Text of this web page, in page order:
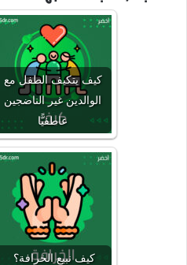
كيف يتكيف الطفل مع
الوالدين غير الناضجين
عاطفيًّا
كيف نبيع الخرافة؟